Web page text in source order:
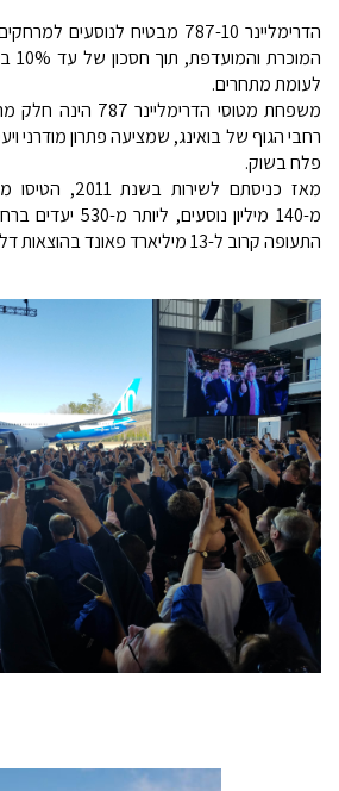
הדרימליינר 787-10 מבטיח
לעומת מתחרים.
משפחת מטוסי
רחבי הגוף של בואינג, שמציעה פתרון מודרני
פלח בשוק.
מאז כניסתם
מ-140 מיליון
התעופה קרוב ל-13 מיליארד פאונד בהוצאות דלק.